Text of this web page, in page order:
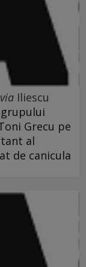
via Iliescu
Grecu pe
al
de canicula